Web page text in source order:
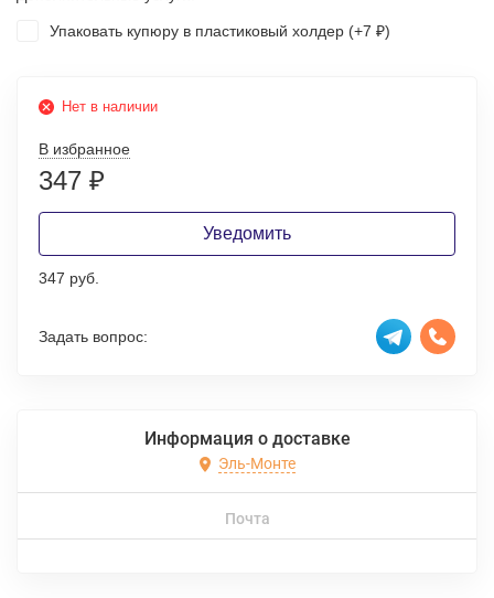
Упаковать купюру в пластиковый холдер (+7 ₽)
Нет в наличии
В избранное
347 ₽
Уведомить
347 руб.
Задать вопрос:
Информация о доставке
Эль-Монте
Почта